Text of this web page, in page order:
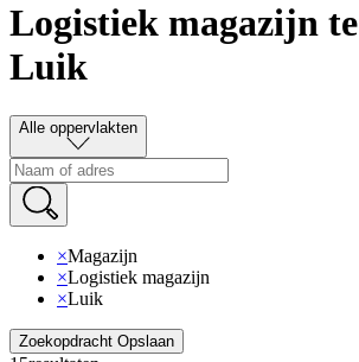
Logistiek magazijn
Luik
Alle oppervlakten
×Magazijn
×Logistiek magazijn
×Luik
Zoekopdracht Opslaan